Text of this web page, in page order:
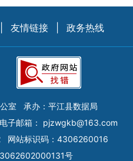
友情链接 政务热线
室
承办：平江县数据局
电子邮箱： pjzwgkb@163.com
网站标识码：4306260016
号